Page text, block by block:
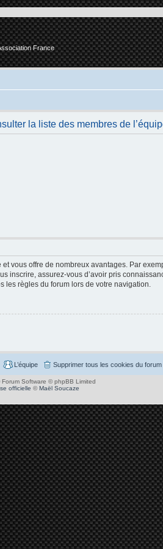
France
la liste des membres de
vous offre de nombreux avantages. Par
inscrire, assurez-vous d’avoir pris
règles du forum lors de votre navigation.
Supprimer tous les cookies du forum
L’équipe
Forum Software © phpBB Limited
officielle ©Maël Soucaze